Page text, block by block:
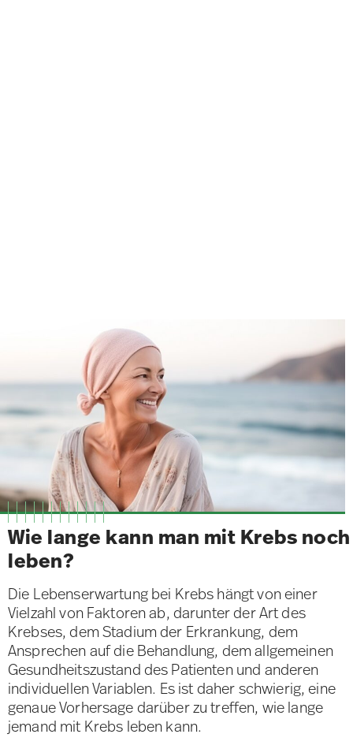
Wie lange kann man mit Krebs noch
leben?
Die Lebenserwartung bei Krebs hängt von einer
Vielzahl von Faktoren ab, darunter der Art des
Krebses, dem Stadium der Erkrankung, dem
Ansprechen auf die Behandlung, dem allgemeinen
Gesundheitszustand des Patienten und anderen
individuellen Variablen. Es ist daher schwierig, eine
genaue Vorhersage darüber zu treffen, wie lange
jemand mit Krebs leben kann.